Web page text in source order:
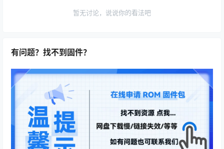
暂无讨论，说说你的看法吧
有问题？找不到固件？